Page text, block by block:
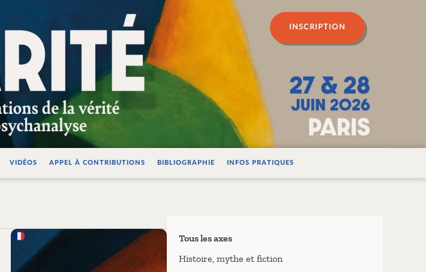
vérité en psychanalyse
INSCRIPTION
VIDÉOS APPEL À CONTRIBUTIONS BIBLIOGRAPHIE INFOS PRATIQUES
Tous les axes
Histoire, mythe et fiction